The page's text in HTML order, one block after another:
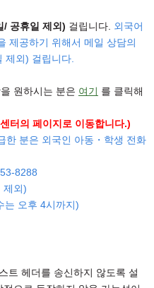
/ 공휴일 제외) 걸립니다. 외국어
제공하기 위해서 메일 상담의
제외) 걸립니다.
원하시는 분은 여기
를 클릭해
터의 페이지로 이동합니다.)
한 분은 외국인 아동・학생 전화
8288
제외)
는 오후 4시까지)
트 헤더를 송신하지 않도록 설